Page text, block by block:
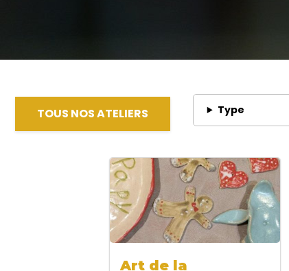
TOUS NOS ATELIERS Type
Art de la